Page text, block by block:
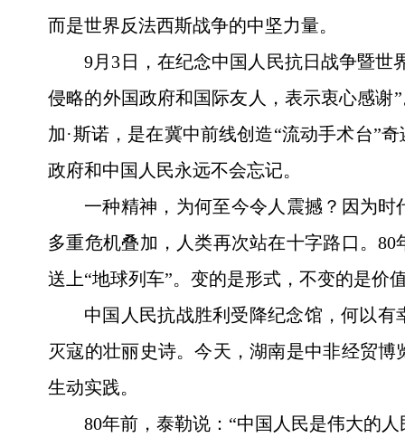
而是世界反法西斯战争的中坚力量。
9月3日，在纪念中国人民抗日战争暨世
侵略的外国政府和国际友人，表示衷心感谢
加·斯诺，是在冀中前线创造“流动手术台”
政府和中国人民永远不会忘记。
一种精神，为何至今令人震撼？因为
多重危机叠加，人类再次站在十字路口。
送上“地球列车”。变的是形式，不变的是价
中国人民抗战胜利受降纪念馆，何以
灭寇的壮丽史诗。今天，湖南是中非经贸
生动实践。
80年前，泰勒说：“中国人民是伟大的